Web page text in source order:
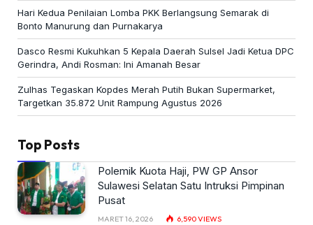
Hari Kedua Penilaian Lomba PKK Berlangsung Semarak di
Bonto Manurung dan Purnakarya
Dasco Resmi Kukuhkan 5 Kepala Daerah Sulsel Jadi Ketua DPC
Gerindra, Andi Rosman: Ini Amanah Besar
Zulhas Tegaskan Kopdes Merah Putih Bukan Supermarket,
Targetkan 35.872 Unit Rampung Agustus 2026
Top Posts
Polemik Kuota Haji, PW GP Ansor
Sulawesi Selatan Satu Intruksi Pimpinan
Pusat
MARET 16, 2026 6,590VIEWS